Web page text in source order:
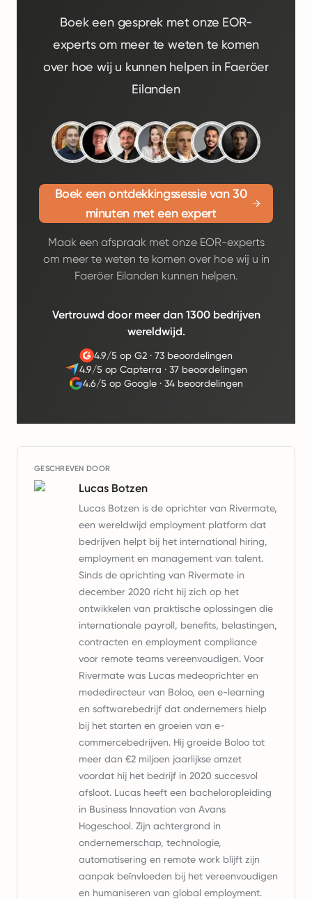
Boek een gesprek met onze EOR-
experts om meer te weten te komen
over hoe wij u kunnen helpen in Faeröer
Eilanden
Boek een ontdekkingssessie van 30
minuten met een expert
Maak een afspraak met onze EOR-experts
om meer te weten te komen over hoe wij u in
Faeröer Eilanden kunnen helpen.
Vertrouwd door meer dan 1300 bedrijven
wereldwijd.
4.9/5 op G2· 73 beoordelingen
4.9/5 op Capterra · 37 beoordelingen
4.6/5 op Google ·34 beoordelingen
GESCHREVEN DOOR
Lucas Botzen
Lucas Botzen is de oprichter van Rivermate,
een wereldwijd employment platform dat
bedrijven helpt bij het international hiring,
employment en management van talent.
Sinds de oprichting van Rivermate in
december 2020 richt hij zich op het
ontwikkelen van praktische oplossingen die
internationale payroll, benefits, belastingen,
contracten en employment compliance
voor remote teams vereenvoudigen. Voor
Rivermate was Lucas medeoprichter en
mededirecteur van Boloo, een e-learning
en softwarebedrijf dat ondernemers hielp
bij het starten en groeien van e-
commercebedrijven. Hij groeide Boloo tot
meer dan €2 miljoen jaarlijkse omzet
voordat hij het bedrijf in 2020 succesvol
afsloot. Lucas heeft een bacheloropleiding
in Business Innovation van Avans
Hogeschool. Zijn achtergrond in
ondernemerschap, technologie,
automatisering en remote work blijft zijn
aanpak beïnvloeden bij het vereenvoudigen
en humaniseren van global employment.